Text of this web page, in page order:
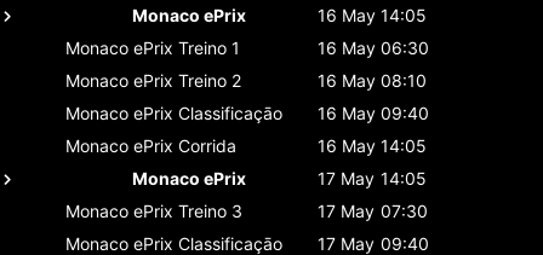
Monaco ePrix
16 May 14:05
Monaco ePrix Treino 1 16 May 06:30
Monaco ePrix Treino 2 16 May 08:10
Monaco ePrix Classificaçāo 16 May 09:40
Monaco ePrix Corrida 16 May 14:05
Monaco ePrix
17 May 14:05
Monaco ePrix Treino 3 17 May 07:30
Monaco ePrix Classificaçāo 17 May 09:40